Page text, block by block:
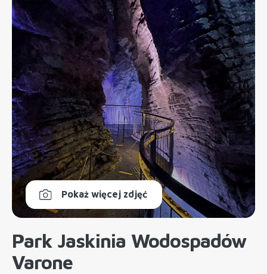
Pokaż więcej zdjęć
Park Jaskinia Wodospadów
Varone